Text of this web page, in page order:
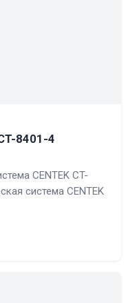
8401-4
CENTEK CT-
система CENTEK